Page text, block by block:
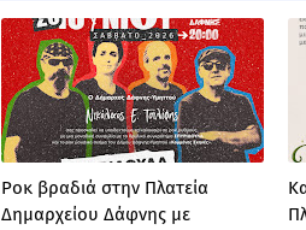
Ροκ βραδιά στην Πλατεία
Δημαρχείου Δάφνης με